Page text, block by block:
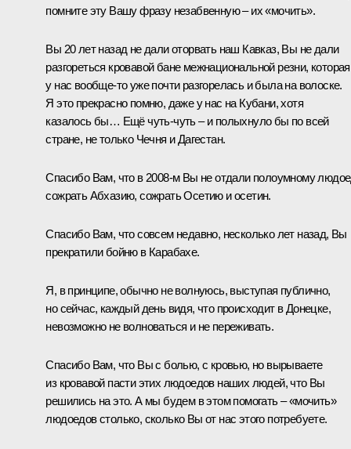
помните эту Вашу фразу незабвенную – их «мочить».
Вы 20 лет назад не дали оторвать наш Кавказ, Вы не дали
разгореться кровавой бане межнациональной резни, которая
у нас вообще-то уже почти разгорелась и была на волоске.
Я это прекрасно помню, даже у нас на Кубани, хотя
казалось бы… Ещё чуть-чуть – и полыхнуло бы по всей
стране, не только Чечня и Дагестан.
Спасибо Вам, что в 2008-м Вы не отдали полоумному
сожрать Абхазию, сожрать Осетию и осетин.
Спасибо Вам, что совсем недавно, несколько лет назад, Вы
прекратили бойню в Карабахе.
Я, в принципе, обычно не волнуюсь, выступая публично,
но сейчас, каждый день видя, что происходит в Донецке,
невозможно не волноваться и не переживать.
Спасибо Вам, что Вы с болью, с кровью, но вырываете
из кровавой пасти этих людоедов наших людей, что Вы
решились на это. А мы будем в этом помогать – «мочить»
людоедов столько, сколько Вы от нас этого потребуете.